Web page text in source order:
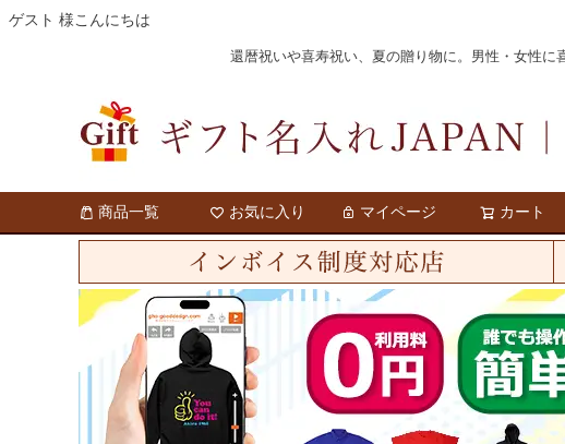
ゲスト 様こんにちは
還暦祝いや喜寿祝い、夏の贈り物に。男性・女性に
商品一覧 お気に入り マイページ カート